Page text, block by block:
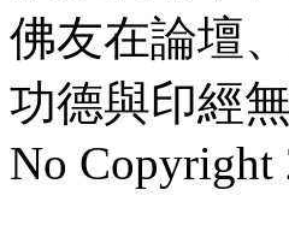
佛友在論壇
功德與印經無
No Copyright